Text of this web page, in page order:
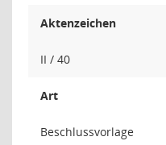
Aktenzeichen
II / 40
Art
Beschlussvorlage